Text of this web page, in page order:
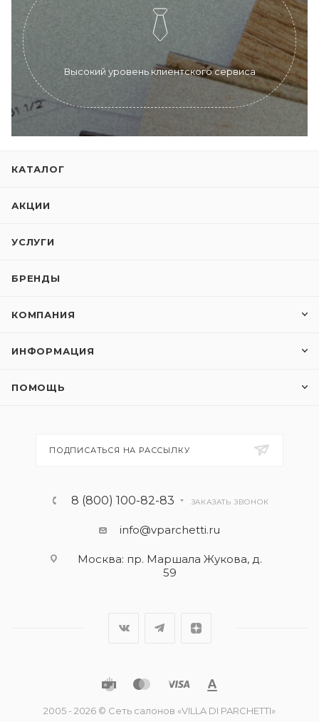
Высокий уровень клиентского сервиса
КАТАЛОГ
АКЦИИ
УСЛУГИ
БРЕНДЫ
КОМПАНИЯ
ИНФОРМАЦИЯ
ПОМОЩЬ
ПОДПИСАТЬСЯ НА РАССЫЛКУ
8 (800) 100-82-83 ЗАКАЗАТЬ ЗВОНОК
info@vparchetti.ru
Москва: пр. Маршала Жукова, д.
59
2005 - 2026 © Сеть салонов «VILLA DI PARCHETTI»